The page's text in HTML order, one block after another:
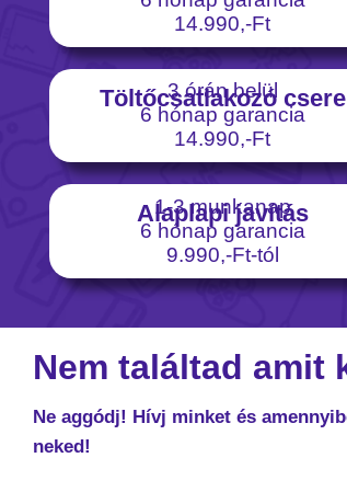
14.990,-Ft
Töltőcsatlakozó csere
3 órán belül
6 hónap garancia
14.990,-Ft
Alaplapi javítás
1-3 munkanap
6 hónap garancia
9.990,-Ft-tól
Nem találtad amit
Ne aggódj! Hívj minket és
neked!